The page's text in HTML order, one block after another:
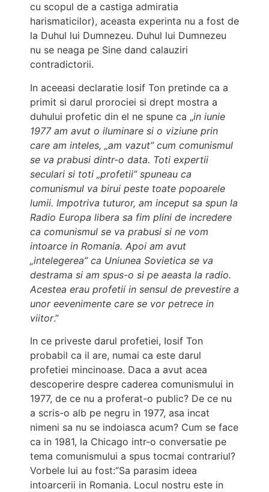
cu scopul de a castiga admiratia
harismaticilor), aceasta experinta nu a fost de
la Duhul lui Dumnezeu. Duhul lui Dumnezeu
nu se neaga pe Sine dand calauziri
contradictorii.
In aceeasi declaratie Iosif Ton pretinde ca a
primit si darul prorociei si drept mostra a
duhului profetic din el ne spune ca „in iunie
1977 am avut o iluminare si o viziune prin
care am inteles, „am vazut” cum comunismul
se va prabusi dintr-o data. Toti expertii
seculari si toti „profetii” spuneau ca
comunismul va birui peste toate popoarele
lumii. Impotriva tuturor, am inceput sa spun la
Radio Europa libera sa fim plini de incredere
ca comunismul se va prabusi si ne vom
intoarce in Romania. Apoi am avut
„intelegerea” ca Uniunea Sovietica se va
destrama si am spus-o si pe aeasta la radio.
Acestea erau profetii in sensul de prevestire a
unor eevenimente care se vor petrece in
viitor.”
In ce priveste darul profetiei, Iosif Ton
probabil ca il are, numai ca este darul
profetiei mincinoase. Daca a avut acea
descoperire despre caderea comunismului in
1977, de ce nu a proferat-o public? De ce nu
a scris-o alb pe negru in 1977, asa incat
nimeni sa nu se indoiasca acum? Cum se face
ca in 1981, la Chicago intr-o conversatie pe
tema comunismului a spus tocmai contrariul?
Vorbele lui au fost:”Sa parasim ideea
intoarcerii in Romania. Locul nostru este in